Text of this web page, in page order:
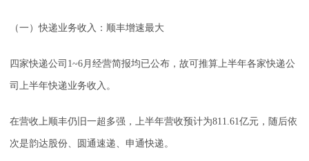
（一）快递业务收入：顺丰增速最大
四家快递公司1~6月经营简报均已公布，故可推算上半年各家快递公
司上半年快递业务收入。
在营收上顺丰仍旧一超多强，上半年营收预计为811.61亿元，随后依
次是韵达股份、圆通速递、申通快递。